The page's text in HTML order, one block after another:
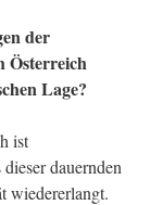
der
Österreich
Lage?
ist
dauernden
wiedererlangt.